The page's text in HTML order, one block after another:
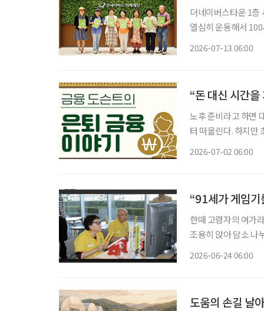
더네이버스타운 1층
열심히 운동해서
2026-07-13 06:00
“돈 대신 시간을
노후 준비라고 하면
터 떠올린다. 하지만
2026-07-02 06:00
“91세가 게임기
한때 고령자의 여가
조용히 앉아 담소 나
2026-06-24 06:00
도움의 손길 날